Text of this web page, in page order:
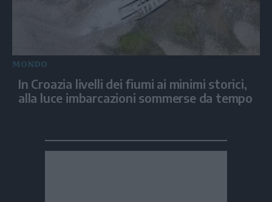
MONDO
In Croazia livelli dei fiumi ai minimi storici,
alla luce imbarcazioni sommerse da tempo